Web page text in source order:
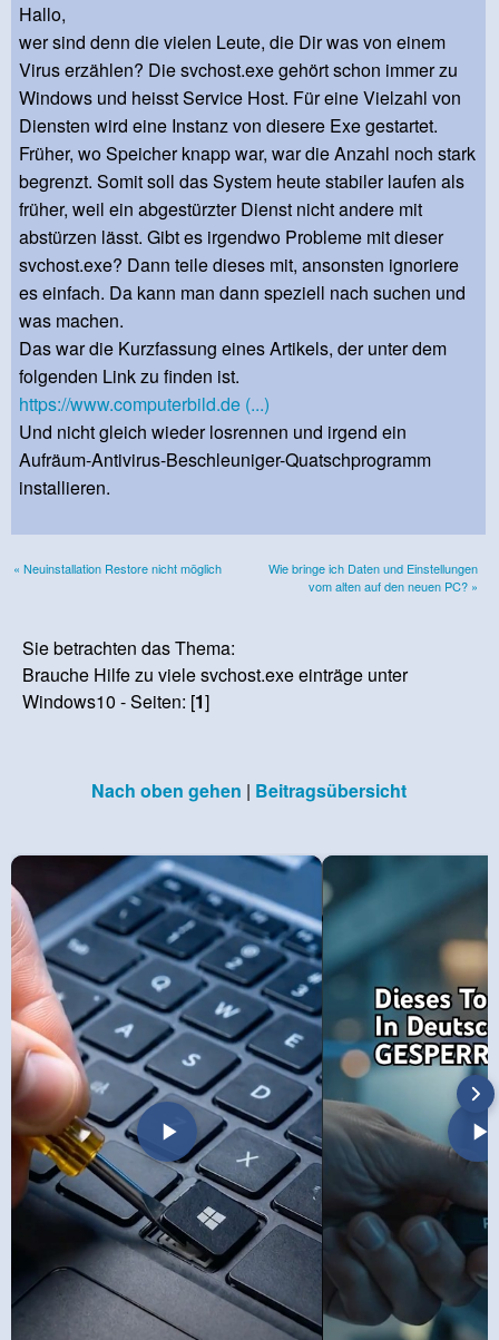
Hallo,
wer sind denn die vielen Leute, die Dir was von einem
Virus erzählen? Die svchost.exe gehört schon immer zu
Windows und heisst Service Host. Für eine Vielzahl von
Diensten wird eine Instanz von diesere Exe gestartet.
Früher, wo Speicher knapp war, war die Anzahl noch stark
begrenzt. Somit soll das System heute stabiler laufen als
früher, weil ein abgestürzter Dienst nicht andere mit
abstürzen lässt. Gibt es irgendwo Probleme mit dieser
svchost.exe? Dann teile dieses mit, ansonsten ignoriere
es einfach. Da kann man dann speziell nach suchen und
was machen.
Das war die Kurzfassung eines Artikels, der unter dem
folgenden Link zu finden ist.
https://www.computerbild.de (...)
Und nicht gleich wieder losrennen und irgend ein
Aufräum-Antivirus-Beschleuniger-Quatschprogramm
installieren.
« Neuinstallation Restore nicht möglich
Wie bringe ich Daten und Einstellungen
vom alten auf den neuen PC? »
Sie betrachten das Thema:
Brauche Hilfe zu viele svchost.exe einträge unter
Windows10 - Seiten: [1]
Nach oben gehen | Beitragsübersicht